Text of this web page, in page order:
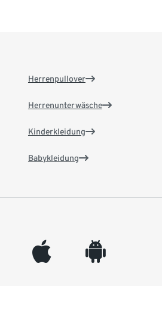
Herrenpullover
Herrenunterwäsche
Kinderkleidung
Babykleidung
appleinc android